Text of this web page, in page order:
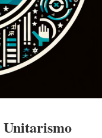
Unitarismo